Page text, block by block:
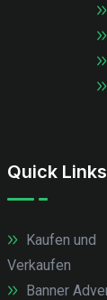
Quick Links
Kaufen und
Verkaufen
Banner